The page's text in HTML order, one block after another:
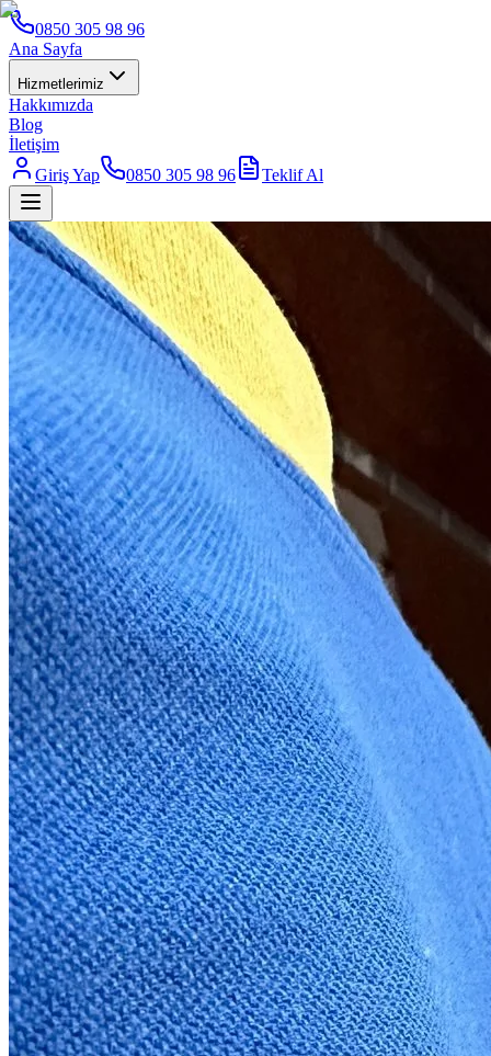
0850 305 98 96
Ana Sayfa
Hizmetlerimiz
Hakkımızda
Blog
İletişim
Giriş Yap
0850 305 98 96 Teklif Al